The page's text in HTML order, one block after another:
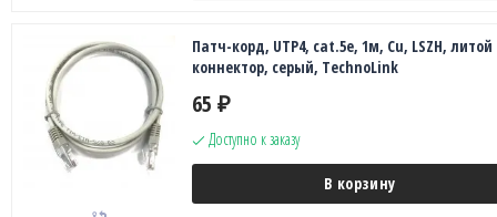
Патч-корд, UTP4, cat.5e, 1м, Сu, LSZH, литой
коннектор, серый, TechnoLink
65 ₽
Доступно к заказу
В корзину